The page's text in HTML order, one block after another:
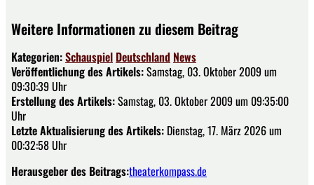
Weitere Informationen zu diesem Beitrag
Kategorien:Schauspiel Deutschland News
Veröffentlichung des Artikels:Samstag, 03. Oktober 2009 um
09:30:39 Uhr
Erstellung des Artikels:Samstag, 03. Oktober 2009 um 09:35:00
Uhr
Letzte Aktualisierung des Artikels: Dienstag, 17. März 2026 um
00:32:58 Uhr
Herausgeber des Beitrags:theaterkompass.de